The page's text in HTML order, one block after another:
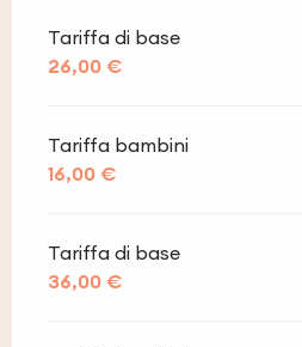
Tariffa di base
26,00 €
Tariffa bambini
16,00 €
Tariffa di base
36,00 €